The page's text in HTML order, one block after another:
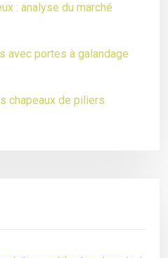
: analyse du marché
avec portes à galandage
chapeaux de piliers